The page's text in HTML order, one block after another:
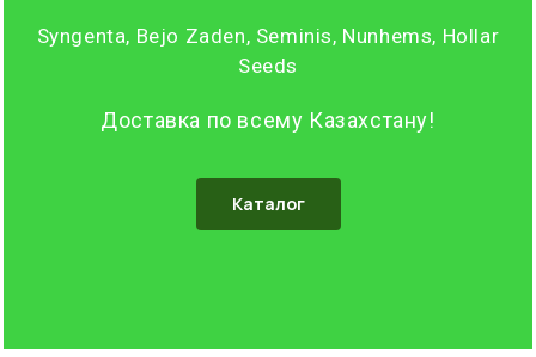
Syngenta, Bejo Zaden, Seminis, Nunhems, Hollar
Seeds
Доставка по всему Казахстану!
Каталог